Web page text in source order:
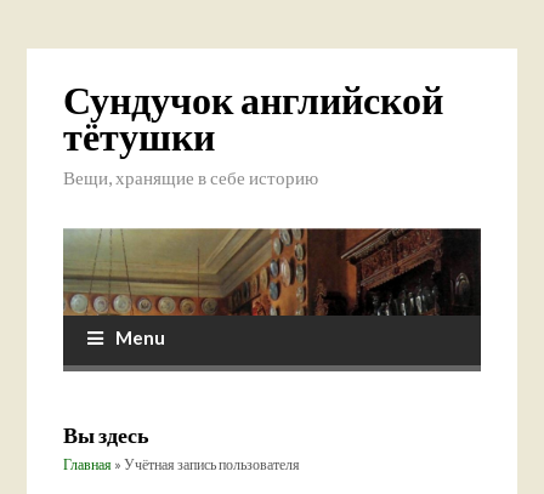
Сундучок английской
тётушки
Вещи, хранящие в себе историю
Menu
Вы здесь
Главная » Учётная запись пользователя